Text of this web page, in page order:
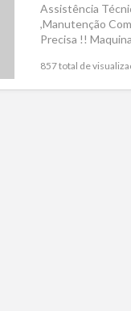
Assistência
,Manutenção
Precisa !!
857 total de